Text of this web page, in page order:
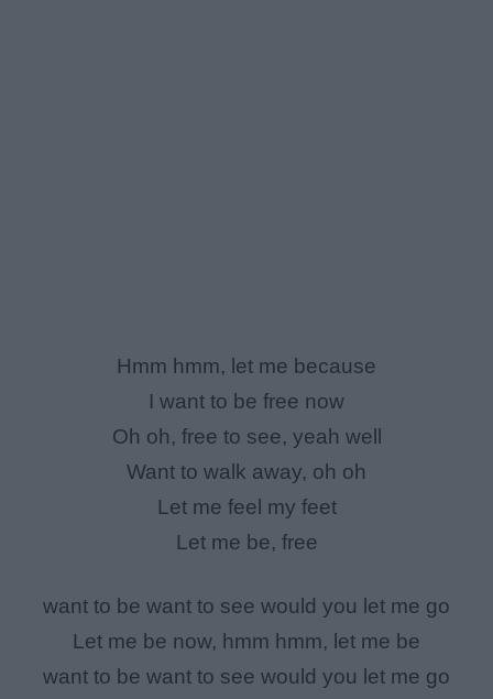
Hmm hmm, let me because
I want to be free now
Oh oh, free to see, yeah well
Want to walk away, oh oh
Let me feel my feet
Let me be, free
want to be want to see would you let me go
Let me be now, hmm hmm, let me be
want to be want to see would you let me go